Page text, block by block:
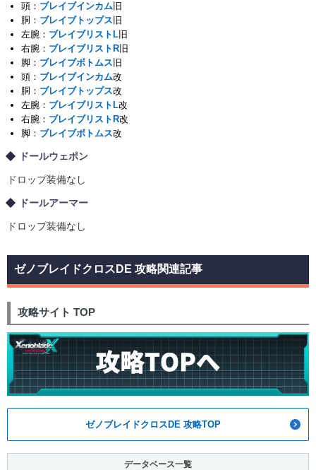
頭： ブレイブインカム 旧
胴： ブレイブトップス 旧
左腕： ブレイブリストL 旧
右腕： ブレイブリストR 旧
脚： ブレイブボトムス 旧
頭： ブレイブインカム改
胴： ブレイブトップス改
左腕： ブレイブリストL改
右腕： ブレイブリストR改
脚： ブレイブボトムス改
ドールウェポン
ドロップ装備なし
ドールアーマー
ドロップ装備なし
ゼノブレイドクロスDE 攻略関連記事
攻略サイト TOP
ゼノブレイドクロスDE 攻略TOP
データベース一覧